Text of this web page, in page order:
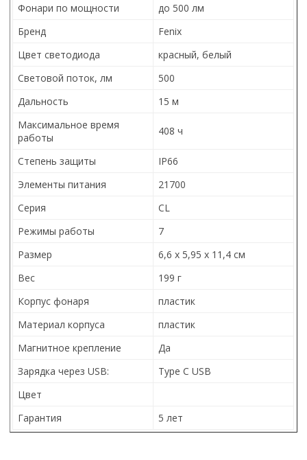
Фонари по мощности
до 500 лм
Бренд
Fenix
Цвет светодиода
красный, белый
Световой поток, лм
500
Дальность
15 м
Максимальное время
работы
408 ч
Степень защиты
IP66
Элементы питания
21700
Серия
CL
Режимы работы
7
Размер
6,6 x 5,95 x 11,4 см
Вес
199 г
Корпус фонаря
пластик
Материал корпуса
пластик
Магнитное крепление
Да
Зарядка через USB:
Type C USB
Цвет
Гарантия
5 лет